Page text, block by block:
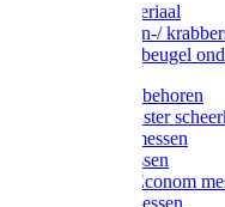
Injectiemateriaal
Hoefmessen-/
Hoefbekapbeugel
Messen toebehoren
Moser & Oster
Hauptner messen
Liscop messen
Aesculap/Econom
Heiniger messen